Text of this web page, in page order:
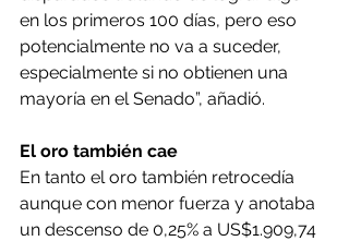
en los primeros 100 días, pero eso
potencialmente no va a suceder,
especialmente si no obtienen una
mayoría en el Senado”, añadió.
El oro también cae
En tanto el oro también retrocedía
aunque con menor fuerza y anotaba
un descenso de 0,25% a US$1.909,74